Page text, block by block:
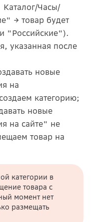
Часы/
→ товар будет
"Российские").
указанная после
новые
на
категорию;
новые
на сайте" не
товар на
категории в
товара с
момент нет
размещать